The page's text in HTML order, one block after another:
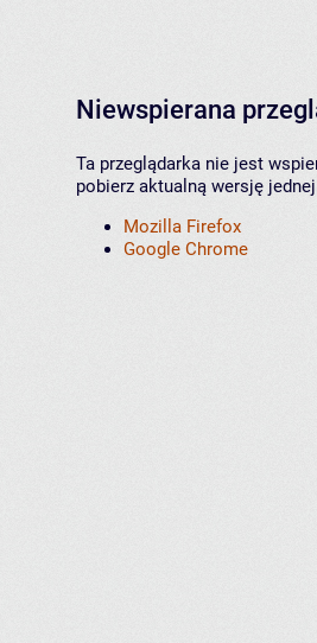
Niewspierana
Ta przeglądarka nie jest
pobierz aktualną wersję
Mozilla Firefox
Google Chrome